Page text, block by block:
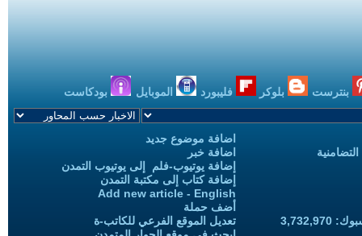
بنترست بلوكر فليبورد الموبايل بودكاست
اضافة موضوع جديد
اضافة خبر
إضافة يوتيوب-فلم إلى يوتيوب التمدن
إضافة كتاب إلى مكتبة التمدن
Add new article - English
أضف حملة
تعديل الموقع الفرعي للكاتب-ة